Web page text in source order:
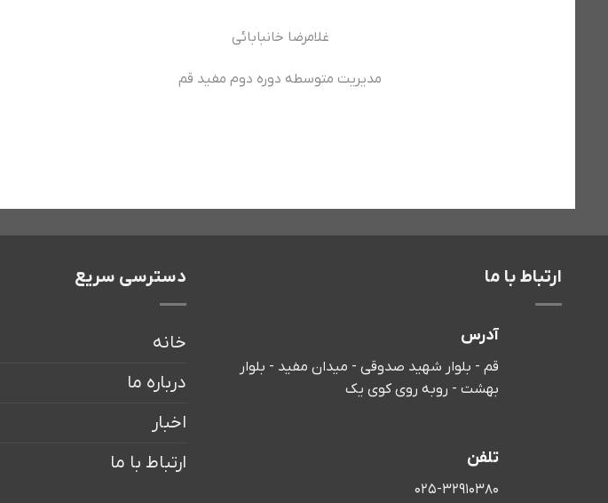
غلامرضا خانبابائی
مدیریت متوسطه دوره دوم مفید قم
ارتباط با ما
آدرس
قم - بلوار شهید صدوقی - میدان مفید - بلوار
بهشت - روبه روی کوی یک
تلفن
025-32910380
دسترسی سریع
خانه
درباره ما
اخبار
ارتباط با ما